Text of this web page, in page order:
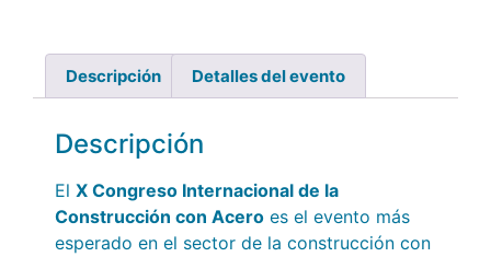
Descripción Detalles del evento
Descripción
El X Congreso Internacional de la
Construcción con Acero es el evento más
esperado en el sector de la construcción con